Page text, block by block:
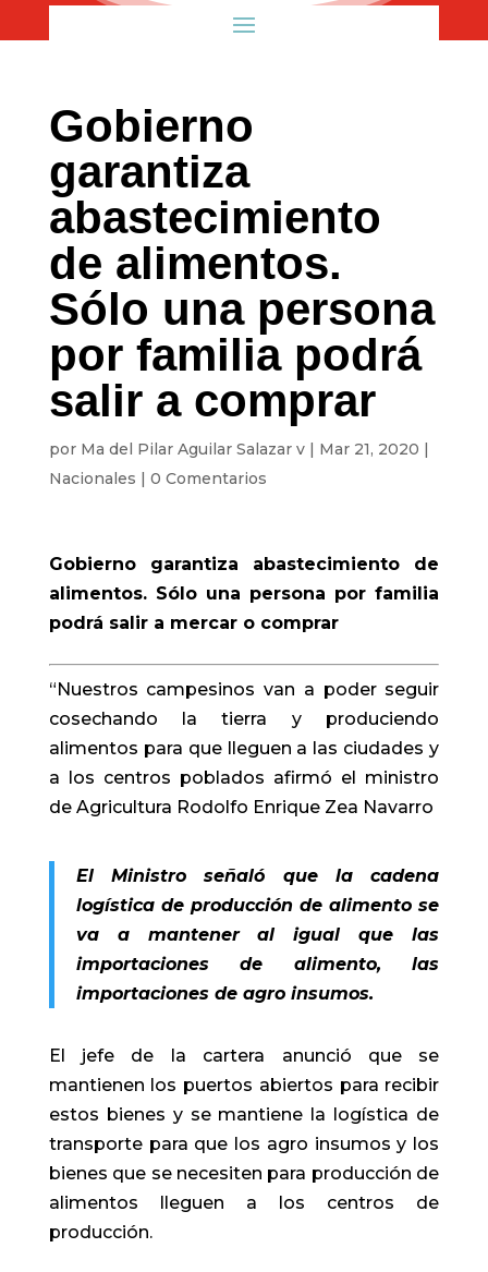
Gobierno
garantiza
abastecimiento
de alimentos.
Sólo una persona
por familia podrá
salir a comprar
por Ma del Pilar Aguilar Salazar v| Mar 21, 2020 |
Nacionales | 0 Comentarios
Gobierno garantiza abastecimiento de
alimentos. Sólo una persona por familia
podrá salir a mercar o comprar
“Nuestros campesinos van a poder seguir
cosechando la tierra y produciendo
alimentos para que lleguen a las ciudades y
a los centros poblados afirmó el ministro
de Agricultura Rodolfo Enrique Zea Navarro
El Ministro señaló que la cadena
logística de producción de alimento se
va a mantener al igual que las
importaciones de alimento, las
importaciones de agro insumos.
El jefe de la cartera anunció que se
mantienen los puertos abiertos para recibir
estos bienes y se mantiene la logística de
transporte para que los agro insumos y los
bienes que se necesiten para producción de
alimentos lleguen a los centros de
producción.